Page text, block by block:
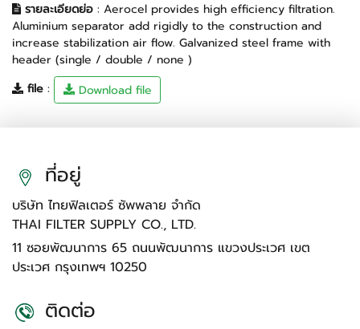
รายละเอียดย่อ: Aerocel provides high efficiency filtration.
Aluminium separator add rigidly to the construction and
increase stabilization air flow. Galvanized steel frame with
header (single / double / none )
file : Download file
ที่อยู่
บริษัท ไทยฟิลเตอร์ ซัพพลาย จำกัด
THAI FILTER SUPPLY CO., LTD.
11 ซอยพัฒนาการ 65 ถนนพัฒนาการ แขวงประเวศ เขต
ประเวศ กรุงเทพฯ 10250
ติดต่อ